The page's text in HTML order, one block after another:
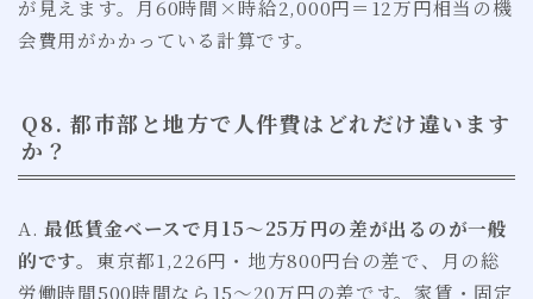
が見えます。月60時間×時給2,000円＝12万円相当の機
会費用がかかっている計算です。
Q8. 都市部と地方で人件費はどれだけ違います
か？
A.最低賃金ベースで月15〜25万円の差が出るのが一般
的です。 東京都1,226円・地方800円台の差で、月の総
労働時間500時間なら15〜20万円の差です。家賃・固定